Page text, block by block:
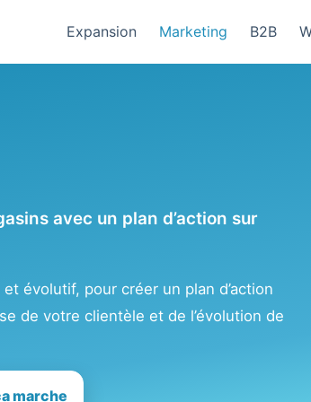
Expansion Marketing B2B
avec un plan d’action sur
évolutif, pour créer un plan d’action
de votre clientèle et de l’évolution de
marche